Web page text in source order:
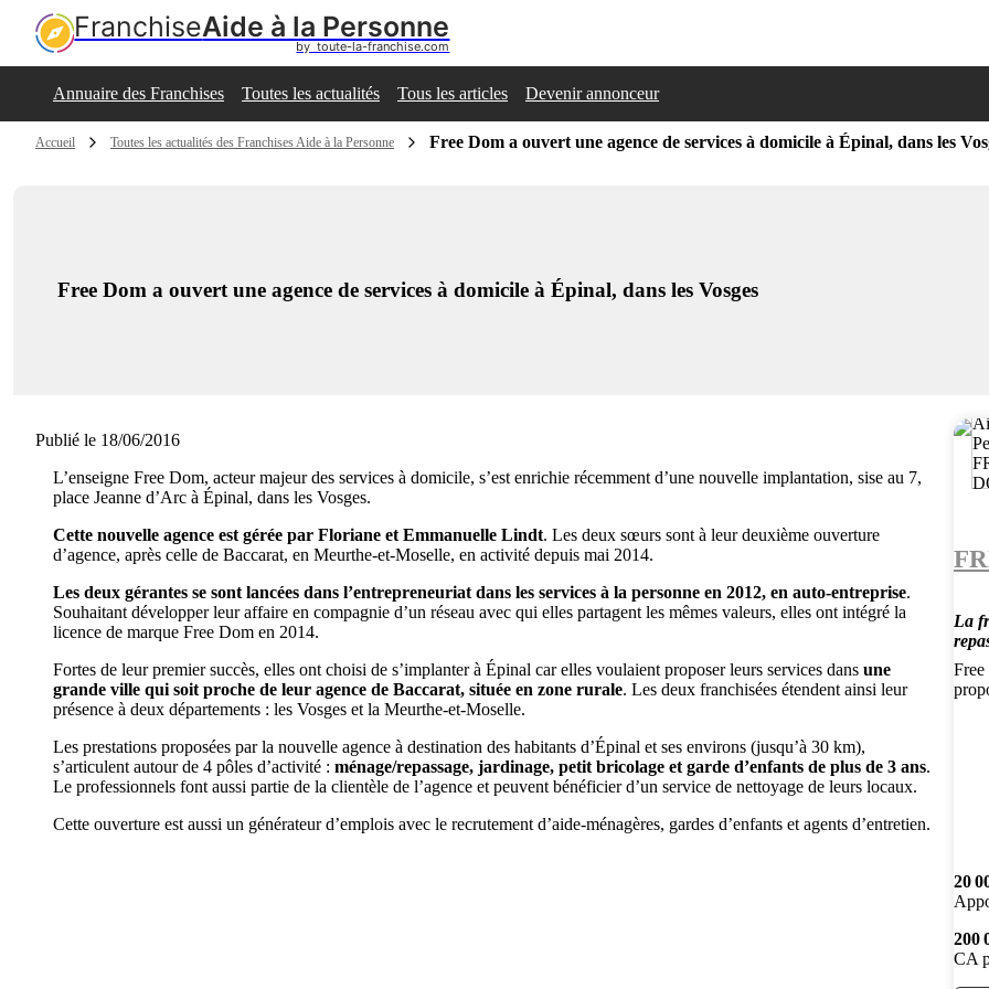
FranchiseAide à la Personne
by  toute-la-franchise.com
Annuaire des Franchises Toutes les actualités Tous les articles Devenir annonceur
Accueil Toutes les actualités des Franchises Aide à la Personne Free Dom a ouvert une agence de services à domicile à Épinal, dans les
Free Dom a ouvert une agence de services à domicile à Épinal, dans les Vosges
Publié le 18/06/2016
L’enseigne Free Dom, acteur majeur des services à domicile, s’est enrichie récemment d’une nouvelle implantation, sise au 7,
place Jeanne d’Arc à Épinal, dans les Vosges.
Cette nouvelle agence est gérée par Floriane et Emmanuelle Lindt. Les deux sœurs sont à leur deuxième ouverture
d’agence, après celle de Baccarat, en Meurthe-et-Moselle, en activité depuis mai 2014.
Les deux gérantes se sont lancées dans l’entrepreneuriat dans les services à la personne en 2012, en auto-entreprise.
Souhaitant développer leur affaire en compagnie d’un réseau avec qui elles partagent les mêmes valeurs, elles ont intégré la
licence de marque Free Dom en 2014.
Fortes de leur premier succès, elles ont choisi de s’implanter à Épinal car elles voulaient proposer leurs services dans une
grande ville qui soit proche de leur agence de Baccarat, située en zone rurale. Les deux franchisées étendent ainsi leur
présence à deux départements : les Vosges et la Meurthe-et-Moselle.
Les prestations proposées par la nouvelle agence à destination des habitants d’Épinal et ses environs (jusqu’à 30 km),
s’articulent autour de 4 pôles d’activité : ménage/repassage, jardinage, petit bricolage et garde d’enfants de plus de 3 ans.
Le professionnels font aussi partie de la clientèle de l’agence et peuvent bénéficier d’un service de nettoyage de leurs locaux.
Cette ouverture est aussi un générateur d’emplois avec le recrutement d’aide-ménagères, gardes d’enfants et agents d’entretien.
La
20
200
CA